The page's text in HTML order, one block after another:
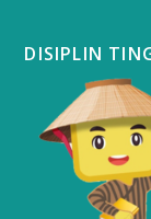
DISIPLIN